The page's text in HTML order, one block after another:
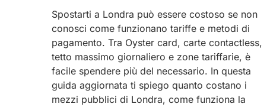
Spostarti a Londra può essere costoso se non
conosci come funzionano tariffe e metodi di
pagamento. Tra Oyster card, carte contactless,
tetto massimo giornaliero e zone tariffarie, è
facile spendere più del necessario. In questa
guida aggiornata ti spiego quanto costano i
mezzi pubblici di Londra, come funziona la